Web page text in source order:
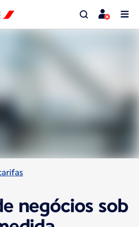
negócios sob